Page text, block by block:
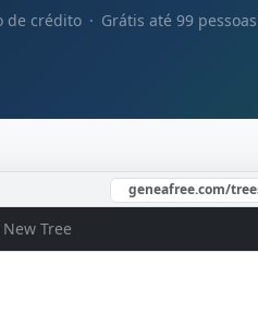
de crédito · Grátis até 99
geneafree.com/
New Tree